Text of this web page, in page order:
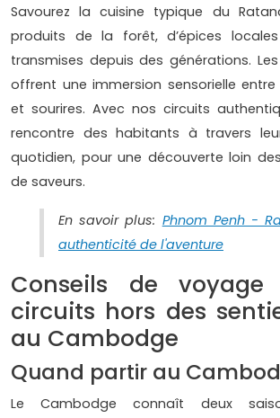
Savourez la cuisine typique du
produits de la forêt, d’épices
transmises depuis des générations.
offrent une immersion sensorielle entre
et sourires. Avec nos circuits
rencontre des habitants à travers
quotidien, pour une découverte loin
de saveurs.
En savoir plus: Phnom Penh -
authenticité de l'aventure
Conseils de
circuits hors des
au Cambodge
Quand partir au
Le Cambodge connaît deux